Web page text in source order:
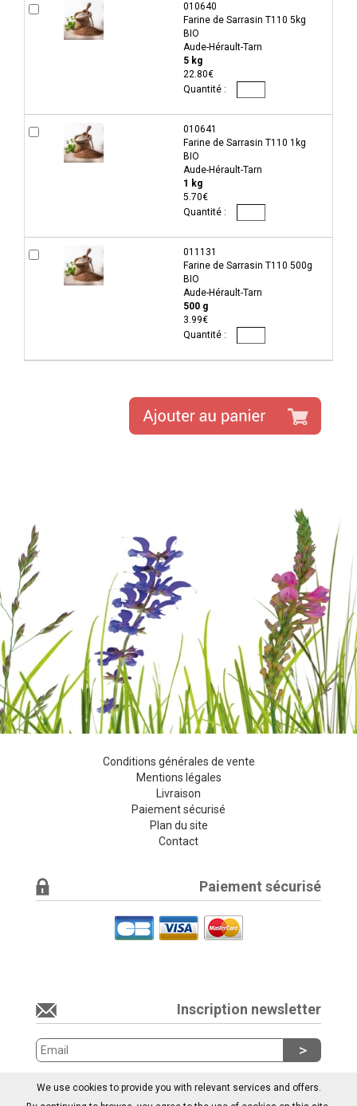
We use cookies to provide you with relevant services and offers.
010640
Farine de Sarrasin T110 5kg
BIO
Aude-Hérault-Tarn
5 kg
22.80€
010641
Farine de Sarrasin T110 1kg
BIO
Aude-Hérault-Tarn
1 kg
5.70€
011131
Farine de Sarrasin T110 500g
BIO
Aude-Hérault-Tarn
500 g
3.99€
Conditions générales de vente
Mentions légales
Livraison
Paiement sécurisé
Plan du site
Contact
Paiement sécurisé
Inscription newsletter